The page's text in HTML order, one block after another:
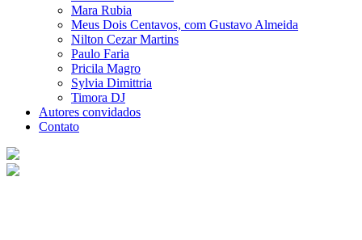
Mara Rubia
Meus Dois Centavos, com Gustavo Almeida
Nilton Cezar Martins
Paulo Faria
Pricila Magro
Sylvia Dimittria
Timora DJ
Autores convidados
Contato